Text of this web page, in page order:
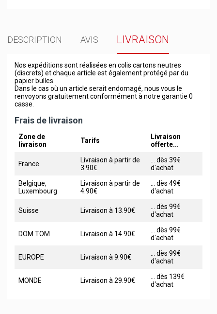
DESCRIPTION AVIS LIVRAISON
Nos expéditions sont réalisées en colis cartons neutres
(discrets) et chaque article est également protégé par du
papier bulles.
Dans le cas où un article serait endomagé, nous vous le
renvoyons gratuitement conformément à notre garantie 0
casse.
Frais de livraison
Zone de
livraison
Tarifs
Livraison
offerte...
France
Livraison à partir de
3.90€
... dès 39€
d'achat
Belgique,
Luxembourg
Livraison à partir de
4.90€
... dès 49€
d'achat
Suisse Livraison à 13.90€
... dès 99€
d'achat
DOM TOM Livraison à 14.90€
... dès 99€
d'achat
EUROPE Livraison à 9.90€
... dès 99€
d'achat
MONDE Livraison à 29.90€
... dès 139€
d'achat